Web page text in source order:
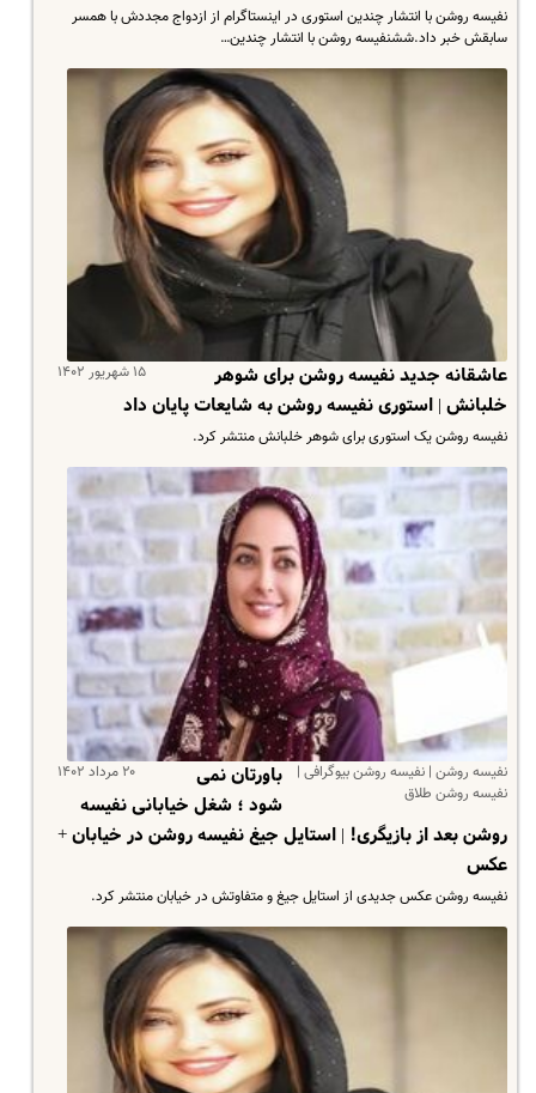
نفیسه روشن با انتشار چندین استوری در اینستاگرام از ازدواج مجددش با همسر
سابقش خبر داد.ششنفیسه روشن با انتشار چندین…
۱۵ شهریور ۱۴۰۲
عاشقانه جدید نفیسه روشن برای شوهر
خلبانش | استوری نفیسه روشن به شایعات پایان داد
نفیسه روشن یک استوری برای شوهر خلبانش منتشر کرد.
نفیسه روشن | نفیسه روشن بیوگرافی |
نفیسه روشن طلاق
۲۰ مرداد ۱۴۰۲
باورتان نمی
شود ؛ شغل خیابانی نفیسه
روشن بعد از بازیگری! | استایل جیغ نفیسه روشن در خیابان +
عکس
نفیسه روشن عکس جدیدی از استایل جیغ و متفاوتش در خیابان منتشر کرد.